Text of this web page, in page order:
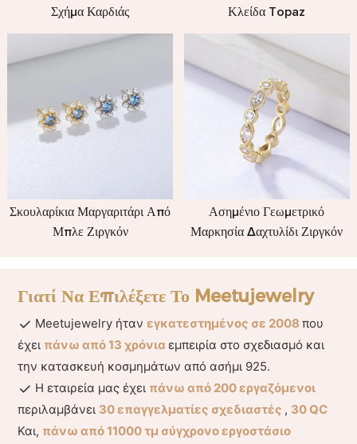
Σχήμα Καρδιάς
Κλείδα Topaz
Σκουλαρίκια Μαργαριτάρι Από
Μπλε Ζιργκόν
Ασημένιο Γεωμετρικό
Μαρκησία Δαχτυλίδι Ζιργκόν
Γιατί Να Επιλέξετε Το Meetujewelry
Meetujewelry ήτανεγκατεστημένος σε 2008που
έχει πάνω από 13 χρόνιαεμπειρία στο σχεδιασμό και
την κατασκευή κοσμημάτων από ασήμι 925.
Η εταιρεία μας έχει πάνω από 200 εργαζόμενοι
περιλαμβάνει 30 επαγγελματίες σχεδιαστές , 30 QC
Και, πάνω από 11000 τμ σύγχρονο εργοστάσιο